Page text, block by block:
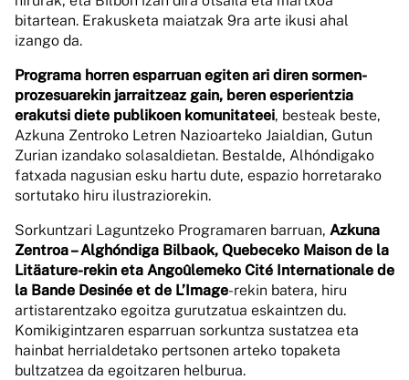
bitartean. Erakusketa maiatzak 9ra arte ikusi ahal
izango da.
Programa horren esparruan egiten ari diren sormen-
prozesuarekin jarraitzeaz gain, beren esperientzia
erakutsi diete publikoen komunitateei, besteak beste,
Azkuna Zentroko Letren Nazioarteko Jaialdian, Gutun
Zurian izandako solasaldietan. Bestalde, Alhóndigako
fatxada nagusian esku hartu dute, espazio horretarako
sortutako hiru ilustraziorekin.
Sorkuntzari Laguntzeko Programaren barruan, Azkuna
Zentroa – Alghóndiga Bilbaok, Quebeceko Maison de la
Litäature-rekin eta Angoûlemeko Cité Internationale de
la Bande Desinée et de L’Image-rekin batera, hiru
artistarentzako egoitza gurutzatua eskaintzen du.
Komikigintzaren esparruan sorkuntza sustatzea eta
hainbat herrialdetako pertsonen arteko topaketa
bultzatzea da egoitzaren helburua.